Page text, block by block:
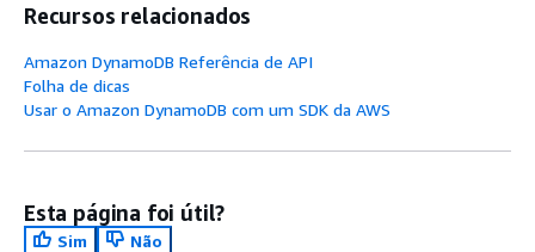
Recursos relacionados
Amazon DynamoDB Referência de API
Folha de dicas
Usar o Amazon DynamoDB com um SDK da AWS
Esta página foi útil?
Sim
Não